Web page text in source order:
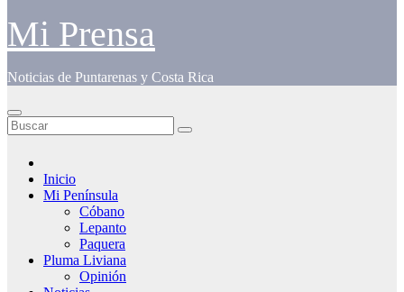
Mi Prensa
Noticias de Puntarenas y Costa Rica
Inicio
Mi Península
Cóbano
Lepanto
Paquera
Pluma Liviana
Opinión